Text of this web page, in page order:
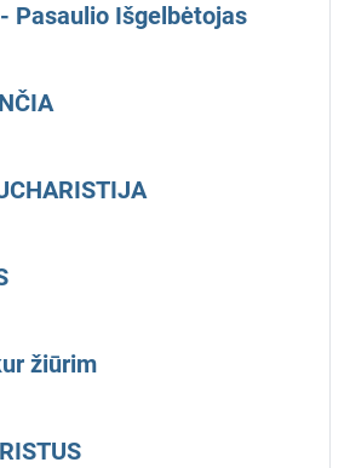
Pasaulio Išgelbėtojas
žiūrim